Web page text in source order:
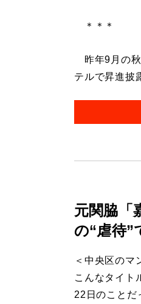
＊＊＊
昨年9月の秋
テルで昇進披
元関脇「
の“虐待”
＜中央区のマ
こんなタイト
22日のことだ